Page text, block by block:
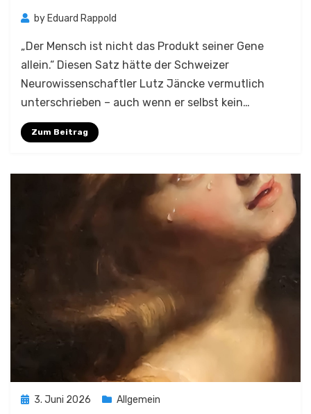
by Eduard Rappold
„Der Mensch ist nicht das Produkt seiner Gene
allein.“ Diesen Satz hätte der Schweizer
Neurowissenschaftler Lutz Jäncke vermutlich
unterschrieben – auch wenn er selbst kein…
Zum Beitrag
Posted
3. Juni 2026 Allgemein